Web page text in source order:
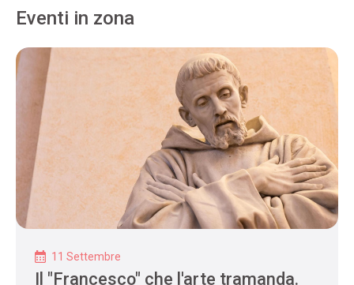
Eventi in zona
11 Settembre
Il "Francesco" che l'arte tramanda.